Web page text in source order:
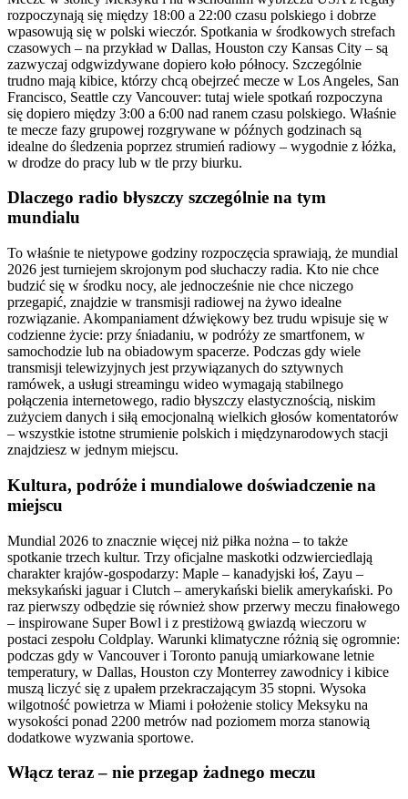
rozpoczynają się między 18:00 a 22:00 czasu polskiego i dobrze
wpasowują się w polski wieczór. Spotkania w środkowych strefach
czasowych – na przykład w Dallas, Houston czy Kansas City – są
zazwyczaj odgwizdywane dopiero koło północy. Szczególnie
trudno mają kibice, którzy chcą obejrzeć mecze w Los Angeles, San
Francisco, Seattle czy Vancouver: tutaj wiele spotkań rozpoczyna
się dopiero między 3:00 a 6:00 nad ranem czasu polskiego. Właśnie
te mecze fazy grupowej rozgrywane w późnych godzinach są
idealne do śledzenia poprzez strumień radiowy – wygodnie z łóżka,
w drodze do pracy lub w tle przy biurku.
Dlaczego radio błyszczy szczególnie na tym
mundialu
To właśnie te nietypowe godziny rozpoczęcia sprawiają, że mundial
2026 jest turniejem skrojonym pod słuchaczy radia. Kto nie chce
budzić się w środku nocy, ale jednocześnie nie chce niczego
przegapić, znajdzie w transmisji radiowej na żywo idealne
rozwiązanie. Akompaniament dźwiękowy bez trudu wpisuje się w
codzienne życie: przy śniadaniu, w podróży ze smartfonem, w
samochodzie lub na obiadowym spacerze. Podczas gdy wiele
transmisji telewizyjnych jest przywiązanych do sztywnych
ramówek, a usługi streamingu wideo wymagają stabilnego
połączenia internetowego, radio błyszczy elastycznością, niskim
zużyciem danych i siłą emocjonalną wielkich głosów komentatorów
– wszystkie istotne strumienie polskich i międzynarodowych stacji
znajdziesz w jednym miejscu.
Kultura, podróże i mundialowe doświadczenie na
miejscu
Mundial 2026 to znacznie więcej niż piłka nożna – to także
spotkanie trzech kultur. Trzy oficjalne maskotki odzwierciedlają
charakter krajów-gospodarzy: Maple – kanadyjski łoś, Zayu –
meksykański jaguar i Clutch – amerykański bielik amerykański. Po
raz pierwszy odbędzie się również show przerwy meczu finałowego
– inspirowane Super Bowl i z prestiżową gwiazdą wieczoru w
postaci zespołu Coldplay. Warunki klimatyczne różnią się ogromnie:
podczas gdy w Vancouver i Toronto panują umiarkowane letnie
temperatury, w Dallas, Houston czy Monterrey zawodnicy i kibice
muszą liczyć się z upałem przekraczającym 35 stopni. Wysoka
wilgotność powietrza w Miami i położenie stolicy Meksyku na
wysokości ponad 2200 metrów nad poziomem morza stanowią
dodatkowe wyzwania sportowe.
Włącz teraz – nie przegap żadnego meczu